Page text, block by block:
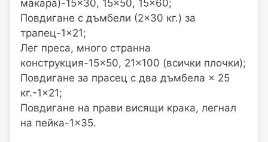
макара)-15×30, 15×50, 15×60;
Повдигане с дъмбели (2×30 кг.) за
трапец-1×21;
Лег преса, много странна
конструкция-15×50, 21×100 (всички плочки);
Повдигане за прасец с два дъмбела × 25
кг.-1×21;
Повдигане на прави висящи крака, легнал
на пейка-1×35.